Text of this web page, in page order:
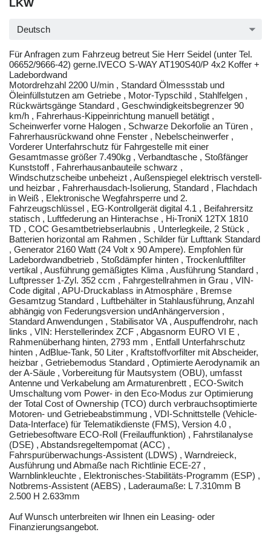
LKW
Deutsch
Für Anfragen zum Fahrzeug betreut Sie Herr Seidel (unter Tel.
06652/9666-42) gerne.IVECO S-WAY AT190S40/P 4x2 Koffer +
Ladebordwand
Motordrehzahl 2200 U/min , Standard Ölmessstab und
Öleinfüllstutzen am Getriebe , Motor-Typschild , Stahlfelgen ,
Rückwärtsgänge Standard , Geschwindigkeitsbegrenzer 90
km/h , Fahrerhaus-Kippeinrichtung manuell betätigt ,
Scheinwerfer vorne Halogen , Schwarze Dekorfolie an Türen ,
Fahrerhausrückwand ohne Fenster , Nebelscheinwerfer ,
Vorderer Unterfahrschutz für Fahrgestelle mit einer
Gesamtmasse größer 7.490kg , Verbandtasche , Stoßfänger
Kunststoff , Fahrerhausanbauteile schwarz ,
Windschutzscheibe unbeheizt , Außenspiegel elektrisch verstell-
und heizbar , Fahrerhausdach-Isolierung, Standard , Flachdach
in Weiß , Elektronische Wegfahrsperre und 2.
Fahrzeugschlüssel , EG-Kontrollgerät digital 4.1 , Beifahrersitz
statisch , Luftfederung an Hinterachse , Hi-TroniX 12TX 1810
TD , COC Gesamtbetriebserlaubnis , Unterlegkeile, 2 Stück ,
Batterien horizontal am Rahmen , Schilder für Lufttank Standard
, Generator 2160 Watt (24 Volt x 90 Ampere). Empfohlen für
Ladebordwandbetrieb , Stoßdämpfer hinten , Trockenluftfilter
vertikal , Ausführung gemäßigtes Klima , Ausführung Standard ,
Luftpresser 1-Zyl. 352 ccm , Fahrgestellrahmen in Grau , VIN-
Code digital , APU-Druckablass in Atmosphäre , Bremse
Gesamtzug Standard , Luftbehälter in Stahlausführung, Anzahl
abhängig von Federungsversion undAnhängerversion ,
Standard Anwendungen , Stabilisator VA , Auspuffendrohr, nach
links , VIN: Herstellerindex ZCF , Abgasnorm EURO VI E ,
Rahmenüberhang hinten, 2793 mm , Entfall Unterfahrschutz
hinten , AdBlue-Tank, 50 Liter , Kraftstoffvorfilter mit Abscheider,
heizbar , Getriebemodus Standard , Optimierte Aerodynamik an
der A-Säule , Vorbereitung für Mautsystem (OBU), umfasst
Antenne und Verkabelung am Armaturenbrett , ECO-Switch
Umschaltung vom Power- in den Eco-Modus zur Optimierung
der Total Cost of Ownership (TCO) durch verbrauchsoptimierte
Motoren- und Getriebeabstimmung , VDI-Schnittstelle (Vehicle-
Data-Interface) für Telematikdienste (FMS), Version 4.0 ,
Getriebesoftware ECO-Roll (Freilauffunktion) , Fahrstilanalyse
(DSE) , Abstandsregeltempomat (ACC) ,
Fahrspurüberwachungs-Assistent (LDWS) , Warndreieck,
Ausführung und Abmaße nach Richtlinie ECE-27 ,
Warnblinkleuchte , Elektronisches-Stabilitäts-Programm (ESP) ,
Notbrems-Assistent (AEBS) , Laderaumaße: L 7.310mm B
2.500 H 2.633mm
Auf Wunsch unterbreiten wir Ihnen ein Leasing- oder
Finanzierungsangebot.